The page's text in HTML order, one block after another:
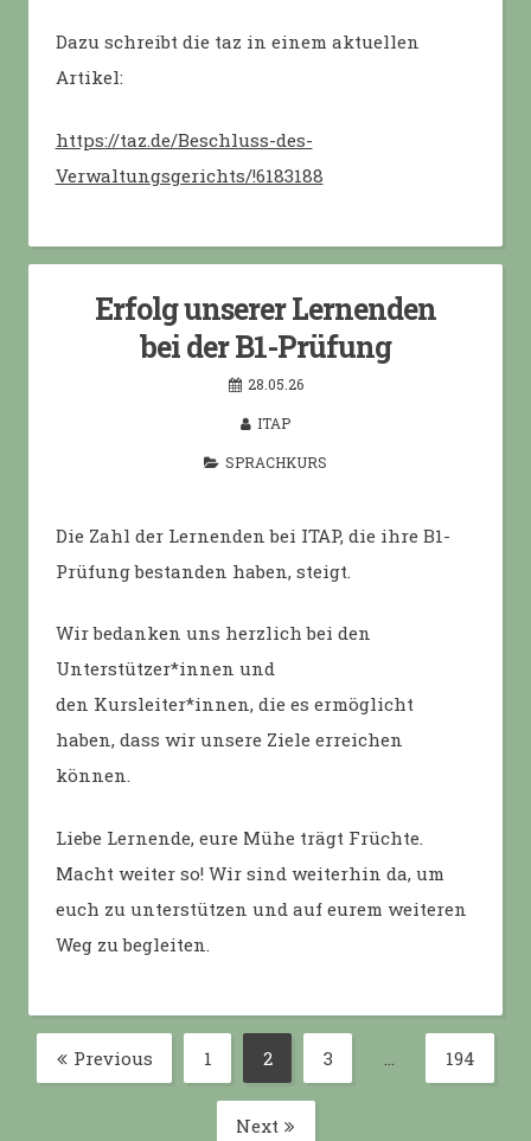
Dazu schreibt die taz in einem aktuellen
Artikel:
https://taz.de/Beschluss-des-
Verwaltungsgerichts/!6183188
Erfolg unserer Lernenden
bei der B1-Prüfung
28.05.26
ITAP
SPRACHKURS
Die Zahl der Lernenden bei ITAP, die ihre B1-
Prüfung bestanden haben, steigt.
Wir bedanken uns herzlich bei den
Unterstützer*innen und
den Kursleiter*innen, die es ermöglicht
haben, dass wir unsere Ziele erreichen
können.
Liebe Lernende, eure Mühe trägt Früchte.
Macht weiter so! Wir sind weiterhin da, um
euch zu unterstützen und auf eurem weiteren
Weg zu begleiten.
Posts
pagination
Previous Page
1 Page
2 Page
3 Page
194
Next